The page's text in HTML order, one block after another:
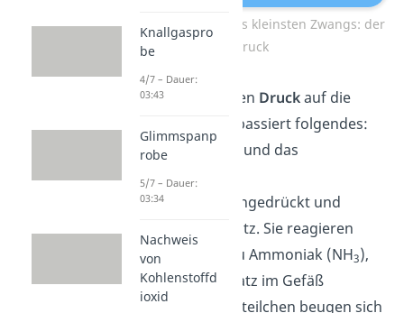
Übersicht Prinzip des kleinsten Zwangs: der
Druck
Erhöhst du jetzt den Druckauf die
Gase im Behälter passiert folgendes:
das Stickstoff-Gas und das
Wasserstoff-Gas
werden
zusammengedrückt und
haben weniger Platz.Sie reagieren
dann bevorzugt zu Ammoniak (NH3),
da das weniger Platz im Gefäß
einnimmt. Die Gasteilchen beugen sich
Knallgaspro
be
4/7 – Dauer:
03:43
Glimmspanp
robe
5/7 – Dauer:
03:34
Nachweis
von
Kohlenstoffd
ioxid